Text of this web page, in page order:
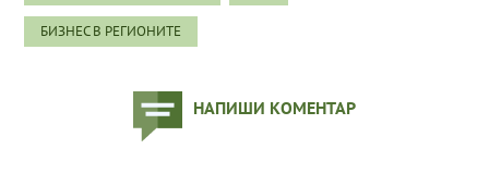
БИЗНЕС В РЕГИОНИТЕ
НАПИШИ КОМЕНТАР